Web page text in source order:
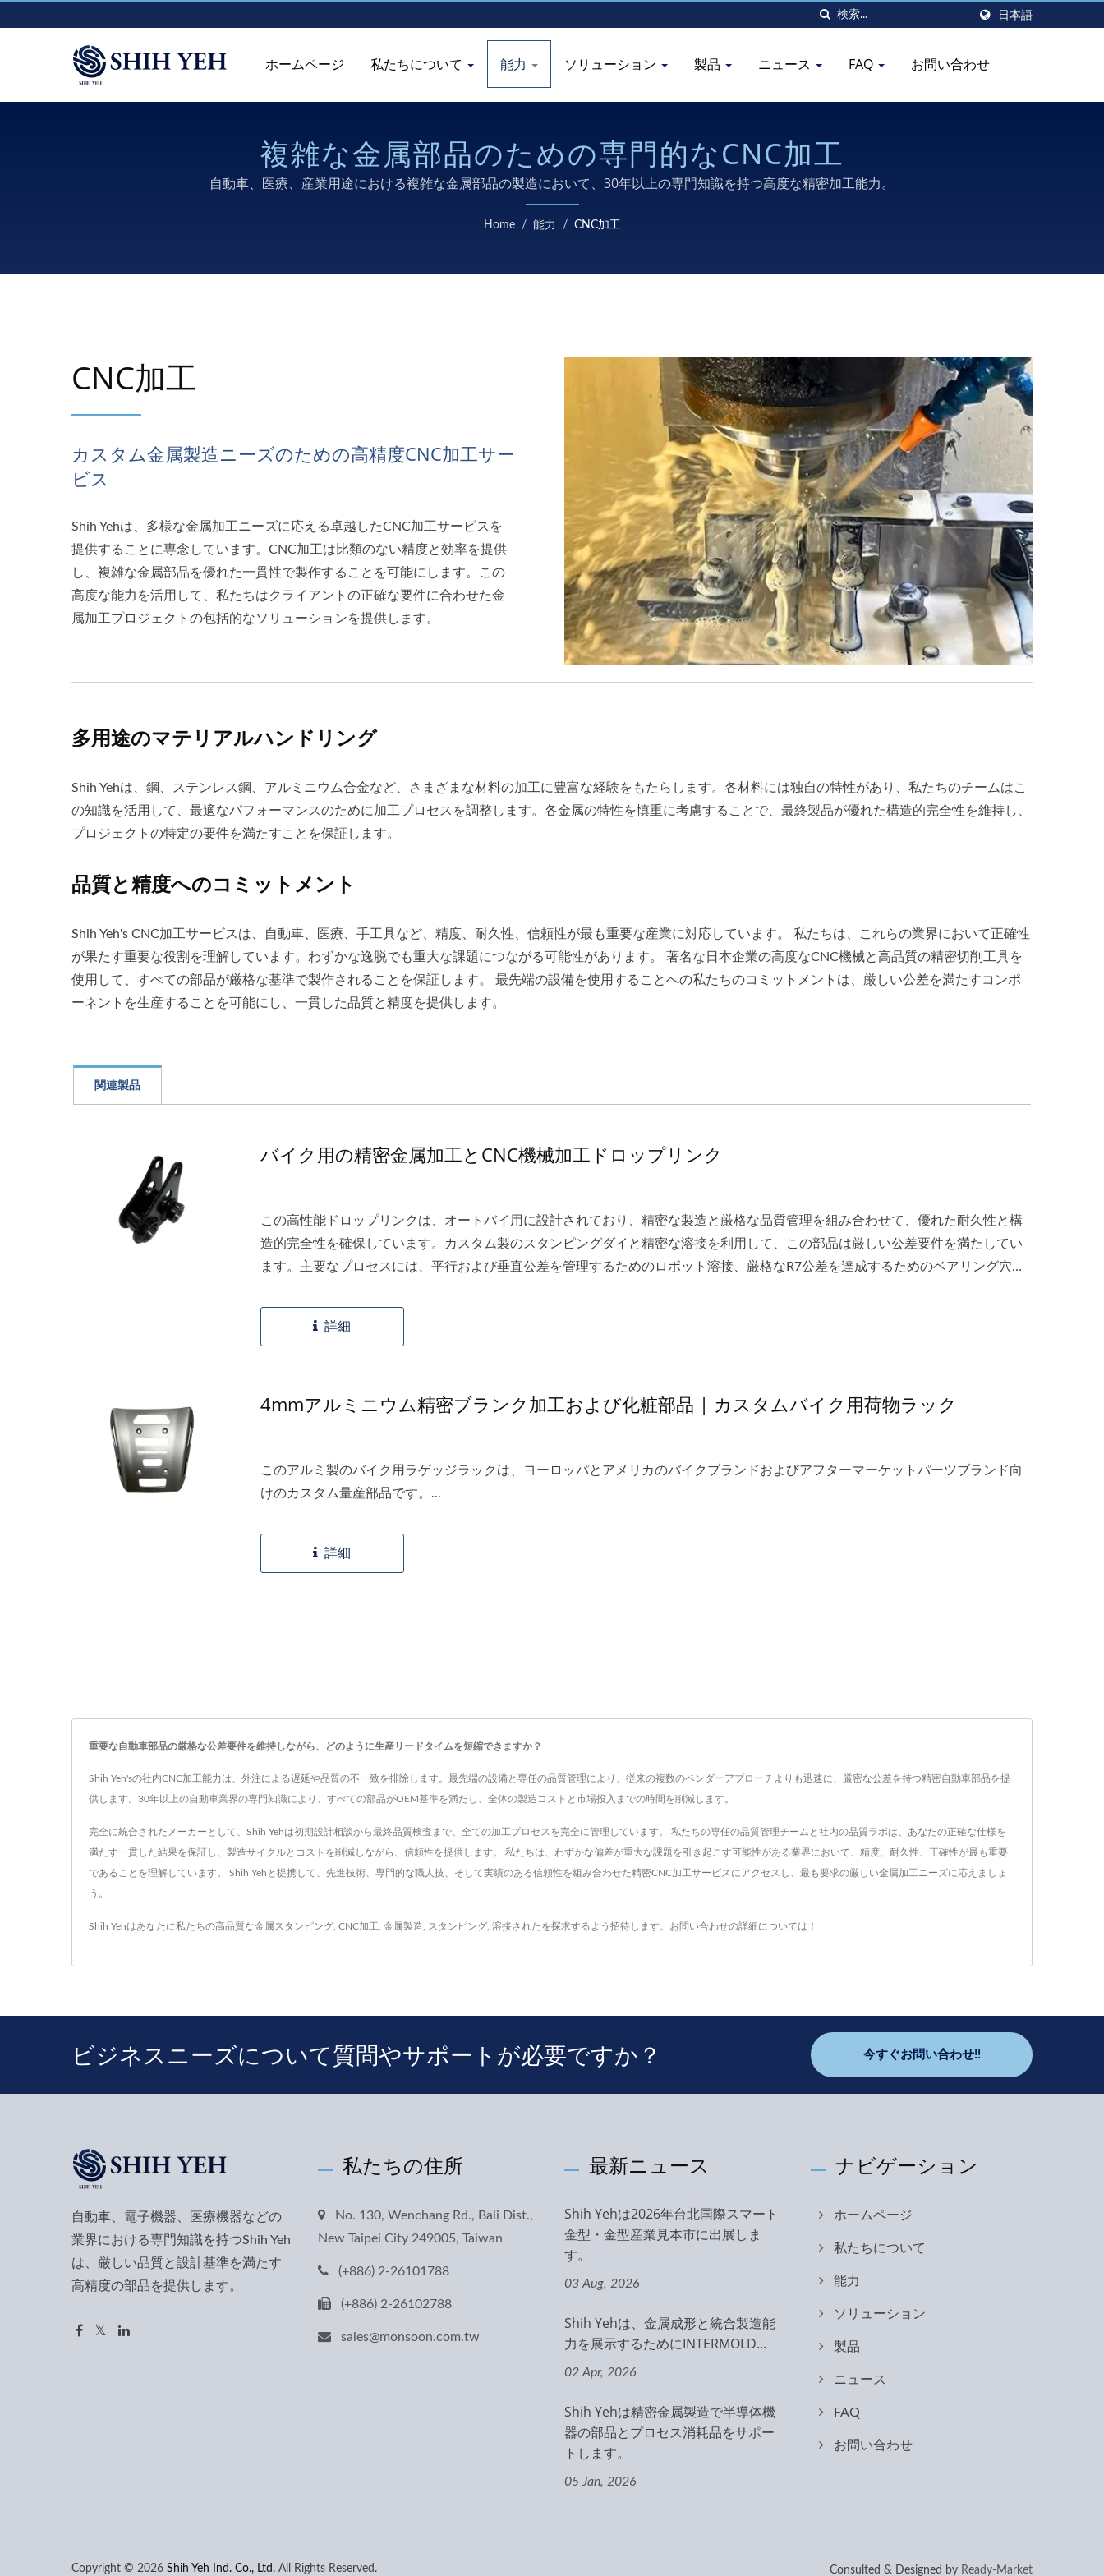
日本語
ホームページ 私たちについて 能力 ソリューション 製品 ニュース FAQ お問い合わせ
複雑な金属部品のための専門的なCNC加工
自動車、医療、産業用途における複雑な金属部品の製造において、30年以上の専門知識を持つ高度な精密加工能力。
Home / 能力 / CNC加工
CNC加工
カスタム金属製造ニーズのための高精度CNC加工サー
ビス
Shih Yehは、多様な金属加工ニーズに応える卓越したCNC加工サービスを
提供することに専念しています。CNC加工は比類のない精度と効率を提供
し、複雑な金属部品を優れた一貫性で製作することを可能にします。この
高度な能力を活用して、私たちはクライアントの正確な要件に合わせた金
属加工プロジェクトの包括的なソリューションを提供します。
多用途のマテリアルハンドリング
Shih Yehは、鋼、ステンレス鋼、アルミニウム合金など、さまざまな材料の加工に豊富な経験をもたらします。各材料には独自の特性があり、私たちのチームはこ
の知識を活用して、最適なパフォーマンスのために加工プロセスを調整します。各金属の特性を慎重に考慮することで、最終製品が優れた構造的完全性を維持し、
プロジェクトの特定の要件を満たすことを保証します。
品質と精度へのコミットメント
Shih Yeh's CNC加工サービスは、自動車、医療、手工具など、精度、耐久性、信頼性が最も重要な産業に対応しています。 私たちは、これらの業界において正確性
が果たす重要な役割を理解しています。わずかな逸脱でも重大な課題につながる可能性があります。 著名な日本企業の高度なCNC機械と高品質の精密切削工具を
使用して、すべての部品が厳格な基準で製作されることを保証します。 最先端の設備を使用することへの私たちのコミットメントは、厳しい公差を満たすコンポ
ーネントを生産することを可能にし、一貫した品質と精度を提供します。
関連製品
バイク用の精密金属加工とCNC機械加工ドロップリンク
この高性能ドロップリンクは、オートバイ用に設計されており、精密な製造と厳格な品質管理を組み合わせて、優れた耐久性と構
造的完全性を確保しています。カスタム製のスタンピングダイと精密な溶接を利用して、この部品は厳しい公差要件を満たしてい
ます。主要なプロセスには、平行および垂直公差を管理するためのロボット溶接、厳格なR7公差を達成するためのベアリング穴の
詳細
4mmアルミニウム精密ブランク加工および化粧部品 | カスタムバイク用荷物ラック
このアルミ製のバイク用ラゲッジラックは、ヨーロッパとアメリカのバイクブランドおよびアフターマーケットパーツブランド向
けのカスタム量産部品です。...
詳細
重要な自動車部品の厳格な公差要件を維持しながら、どのように生産リードタイムを短縮できますか？
Shih Yeh'sの社内CNC加工能力は、外注による遅延や品質の不一致を排除します。最先端の設備と専任の品質管理により、従来の複数のベンダーアプローチよりも迅速に、厳密な公差を持つ精密自動車部品を提
供します。30年以上の自動車業界の専門知識により、すべての部品がOEM基準を満たし、全体の製造コストと市場投入までの時間を削減します。
完全に統合されたメーカーとして、Shih Yehは初期設計相談から最終品質検査まで、全ての加工プロセスを完全に管理しています。 私たちの専任の品質管理チームと社内の品質ラボは、あなたの正確な仕様を
満たす一貫した結果を保証し、製造サイクルとコストを削減しながら、信頼性を提供します。 私たちは、わずかな偏差が重大な課題を引き起こす可能性がある業界において、精度、耐久性、正確性が最も重要
であることを理解しています。 Shih Yehと提携して、先進技術、専門的な職人技、そして実績のある信頼性を組み合わせた精密CNC加工サービスにアクセスし、最も要求の厳しい金属加工ニーズに応えましょ
う。
Shih Yehはあなたに私たちの高品質な金属スタンピング, CNC加工, 金属製造, スタンピング, 溶接されたを探求するよう招待します。 お問い合わせの詳細については！
ビジネスニーズについて質問やサポートが必要ですか？ 今すぐお問い合わせ!!
自動車、電子機器、医療機器などの
業界における専門知識を持つShih Yeh
は、厳しい品質と設計基準を満たす
高精度の部品を提供します。
私たちの住所
No. 130, Wenchang Rd., Bali Dist.,
New Taipei City 249005, Taiwan
(+886) 2-26101788
(+886) 2-26102788
sales@monsoon.com.tw
最新ニュース
Shih Yehは2026年台北国際スマート
金型・金型産業見本市に出展しま
す。
03 Aug, 2026
Shih Yehは、金属成形と統合製造能
力を展示するためにINTERMOLD...
02 Apr, 2026
Shih Yehは精密金属製造で半導体機
器の部品とプロセス消耗品をサポー
トします。
05 Jan, 2026
ナビゲーション
ホームページ
私たちについて
能力
ソリューション
製品
ニュース
FAQ
お問い合わせ
Copyright © 2026 Shih Yeh Ind. Co., Ltd. All Rights Reserved. Consulted & Designed by Ready-Market